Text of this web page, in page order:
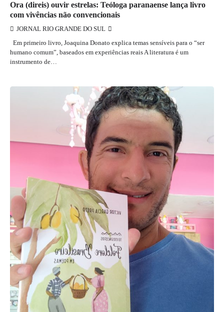
Ora (direis) ouvir estrelas: Teóloga paranaense lança livro
com vivências não convencionais
JORNAL RIO GRANDE DO SUL
Em primeiro livro, Joaquina Donato explica temas sensíveis para o “ser
humano comum”, baseados em experiências reais A literatura é um
instrumento de…